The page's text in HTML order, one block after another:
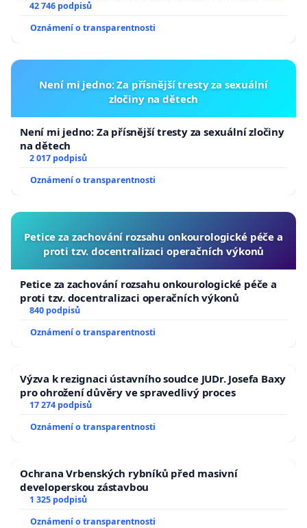
144 jednacího řádu Senátu k návrhu na přijetí
republiky
42 746 podpisů
Oznámení o transparentnosti
Není mi jedno: Za přísnější tresty za sexuální
zločiny na dětech
Není mi jedno: Za přísnější tresty za sexuální zločiny
na dětech
2 017 podpisů
Oznámení o transparentnosti
Petice za zachování rozsahu onkourologické péče a
proti tzv. docentralizaci operačních výkonů
Petice za zachování rozsahu onkourologické péče a
proti tzv. docentralizaci operačních výkonů
840 podpisů
Oznámení o transparentnosti
Výzva k rezignaci ústavního soudce JUDr. Josefa Baxy
pro ohrožení důvěry ve spravedlivý proces
17 274 podpisů
Oznámení o transparentnosti
Ochrana Vrbenských rybníků před masivní
developerskou zástavbou
1 325 podpisů
Oznámení o transparentnosti